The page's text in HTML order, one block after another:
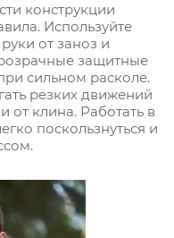
конструкции
Используйте
от заноз и
защитные
сильном расколе.
резких движений
от клина. Работать в
поскользнуться и